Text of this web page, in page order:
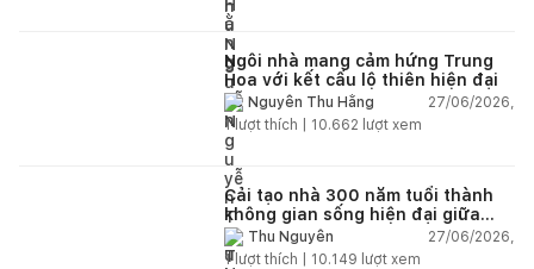
Ngôi nhà mang cảm hứng Trung
Hoa với kết cấu lộ thiên hiện đại
Nguyễn Thu Hằng
27/06/2026,
1lượt thích | 10.662 lượt xem
Cải tạo nhà 300 năm tuổi thành
không gian sống hiện đại giữa
thiên nhiên
Thu Nguyễn
27/06/2026,
1lượt thích | 10.149 lượt xem